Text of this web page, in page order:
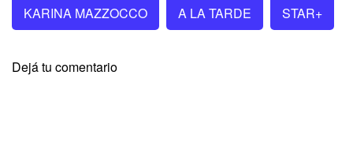
KARINA MAZZOCCO
A LA TARDE STAR+
Dejá tu comentario